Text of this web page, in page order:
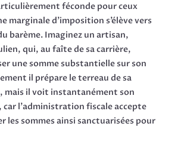
féconde pour ceux
marginale d’imposition s’élève vers
barème. Imaginez un artisan,
qui, au faîte de sa carrière,
une somme substantielle sur son
il prépare le terreau de sa
il voit instantanément son
l’administration fiscale accepte
les sommes ainsi sanctuarisées pour